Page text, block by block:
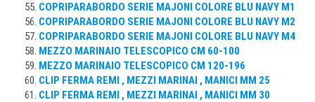
COPRIPARABORDO SERIE MAJONI COLORE BLU NAVY M1
COPRIPARABORDO SERIE MAJONI COLORE BLU NAVY M2
COPRIPARABORDO SERIE MAJONI COLORE BLU NAVY M4
MEZZO MARINAIO TELESCOPICO CM 60-100
MEZZO MARINAIO TELESCOPICO CM 120-196
CLIP FERMA REMI , MEZZI MARINAI , MANICI MM 25
CLIP FERMA REMI , MEZZI MARINAI , MANICI MM 30